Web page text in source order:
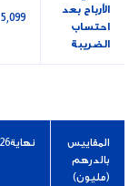
الأرباح بعد
احتساب
الضريبة
5,099
المقاييس
بالدرهم
(مليون)
نهايةQ2'26